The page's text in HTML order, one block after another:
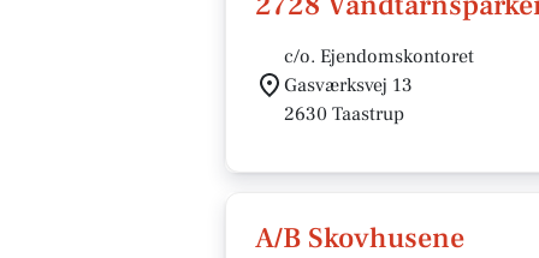
c/o. Ejendomskontoret
Gasværksvej 13
2630 Taastrup
A/B Skovhusene